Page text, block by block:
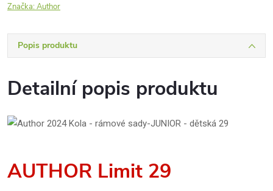
Značka:Author
Popis produktu
Detailní popis produktu
AUTHOR Limit 29